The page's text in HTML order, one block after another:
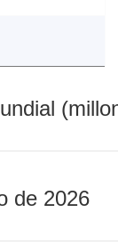
de 2026